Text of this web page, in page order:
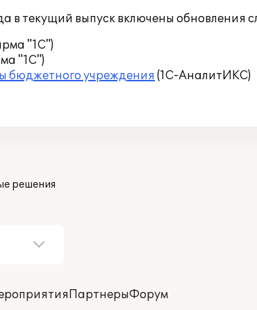
в текущий выпуск включены обновления
"1С")
"1С")
бюджетного учреждения (1С-АналитИКС)
решения
ПартнерыФорум